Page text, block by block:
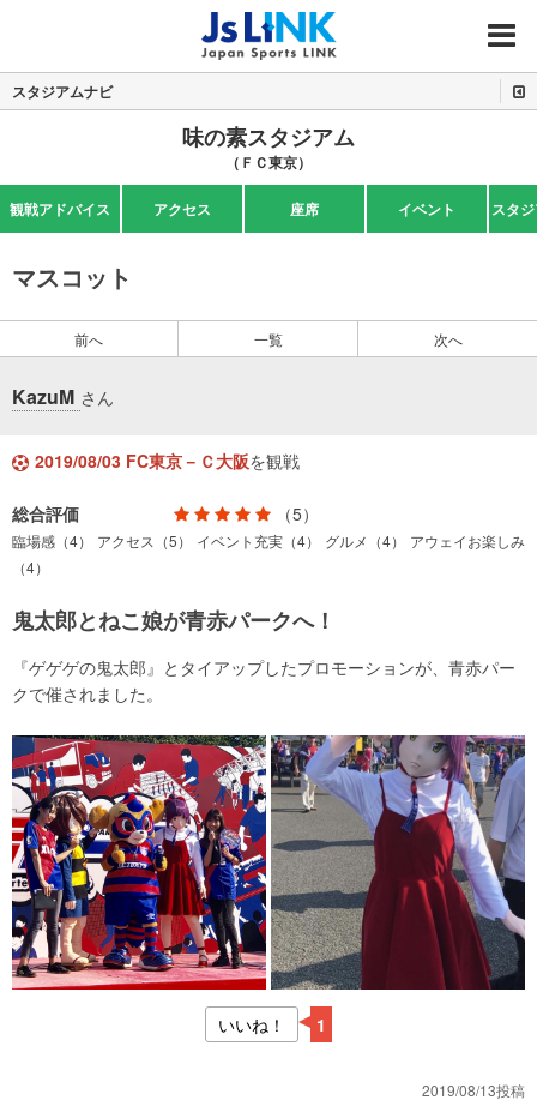
MENU
スタジアムナビ
味の素スタジアム
（ＦＣ東京）
観戦アドバイス アクセス 座席 イベント スタ
マスコット
前へ 一覧 次へ
KazuM さん
2019/08/03 FC東京－Ｃ大阪を観戦
総合評価 （5）
臨場感（4） アクセス（5） イベント充実（4） グルメ（4）
アウェイお楽しみ
（4）
鬼太郎とねこ娘が青赤パークへ！
『ゲゲゲの鬼太郎』とタイアップしたプロモーションが、青赤パー
クで催されました。
いいね！ 1
2019/08/13投稿